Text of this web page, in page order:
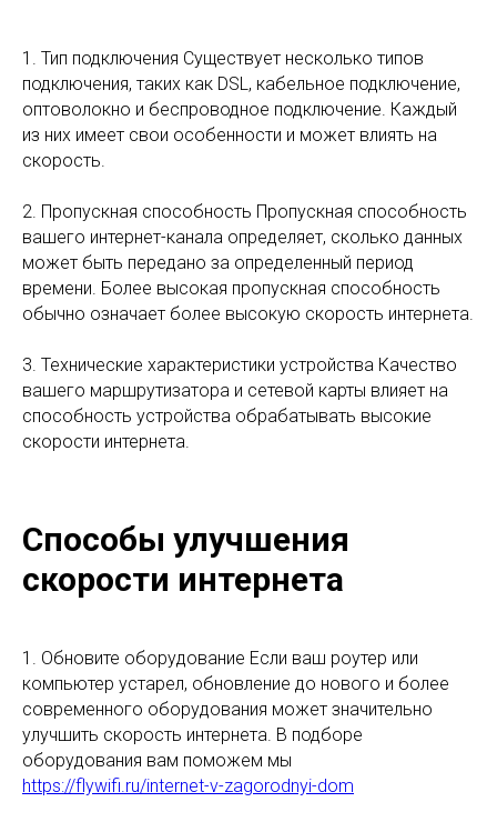
1. Тип подключения Существует несколько типов
подключения, таких как DSL, кабельное подключение,
оптоволокно и беспроводное подключение. Каждый
из них имеет свои особенности и может влиять на
скорость.
2. Пропускная способность Пропускная способность
вашего интернет-канала определяет, сколько данных
может быть передано за определенный период
времени. Более высокая пропускная способность
обычно означает более высокую скорость интернета.
3. Технические характеристики устройства Качество
вашего маршрутизатора и сетевой карты влияет на
способность устройства обрабатывать высокие
скорости интернета.
Способы улучшения
скорости интернета
1. Обновите оборудование Если ваш роутер или
компьютер устарел, обновление до нового и более
современного оборудования может значительно
улучшить скорость интернета. В подборе
оборудования вам поможем мы
https://flywifi.ru/internet-v-zagorodnyi-dom